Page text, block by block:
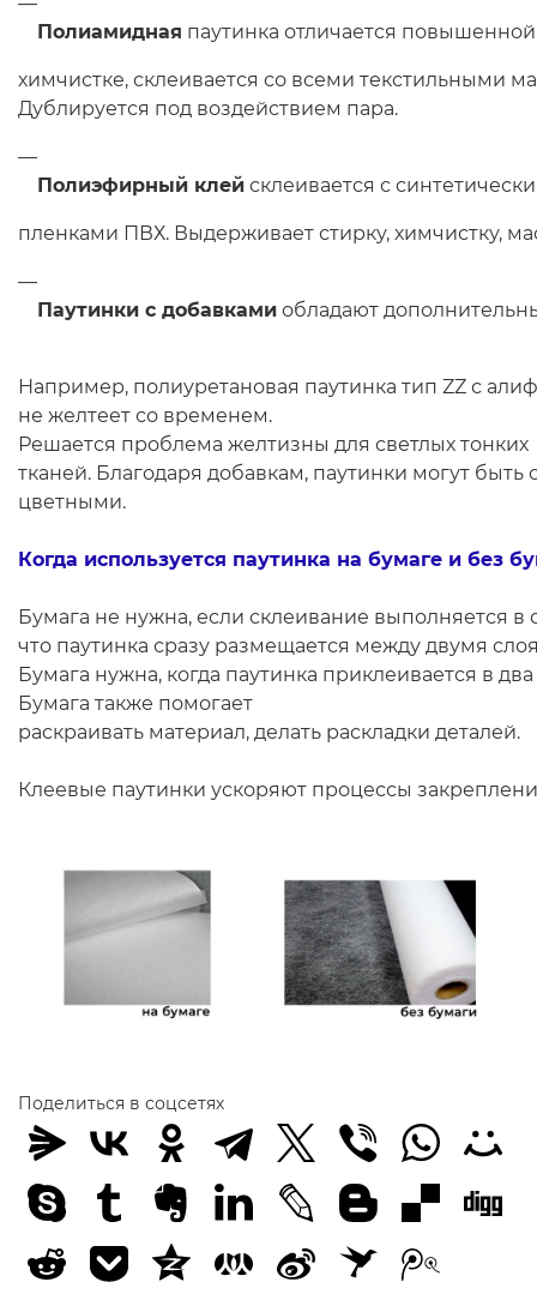
Полиамидная паутинка отличается
химчистке, склеивается со всеми текстильными
Дублируется под воздействием пара.
Полиэфирный клей склеивается с
пленками ПВХ. Выдерживает стирку, химчистку,
Паутинки с добавками обладают
Например, полиуретановая паутинка тип ZZ с
не желтеет со временем.
Решается проблема желтизны для светлых тонких
тканей. Благодаря добавкам, паутинки могут
цветными.
Когда используется паутинка на бумаге и без
Бумага не нужна, если склеивание выполняется в
что паутинка сразу размещается между двумя
Бумага нужна, когда паутинка приклеивается в
Бумага также помогает
раскраивать материал, делать раскладки деталей.
Клеевые паутинки ускоряют процессы
Поделиться в соцсетях